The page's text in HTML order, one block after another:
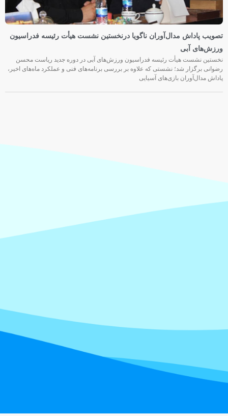
تصویب پاداش مدال‌آوران ناگویا درنخستین نشست هیأت رئیسه فدراسیون
ورزش‌های آبی
نخستین نشست هیأت رئیسه فدراسیون ورزش‌های آبی در دوره جدید ریاست محسن
رضوانی برگزار شد؛ نشستی که علاوه بر بررسی برنامه‌های فنی و عملکرد ماه‌های اخیر،
پاداش مدال‌آوران بازی‌های آسیایی